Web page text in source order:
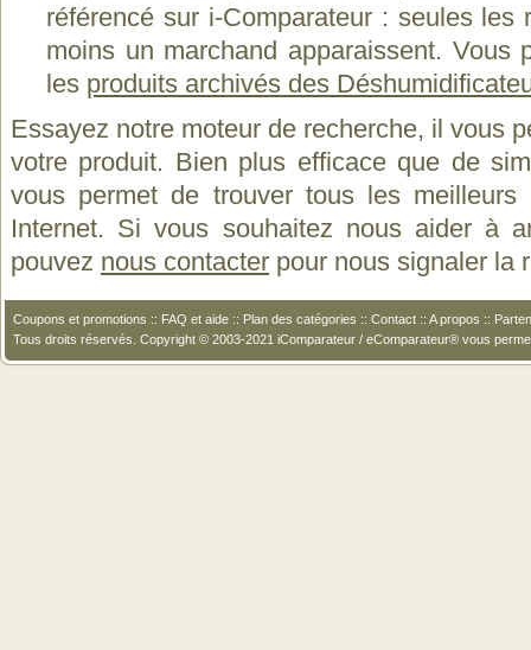
référencé sur i-Comparateur : seules les
moins un marchand apparaissent. Vous
les produits archivés des
Essayez notre moteur de recherche, il vous
votre produit. Bien plus efficace que de
vous permet de trouver tous les
Internet. Si vous souhaitez nous aider à
pouvez nous contacter pour nous signaler la
Coupons et promotions :: FAQ et aide :: Plan des catégories :: Contact :: A propos ::
Tous droits réservés. Copyright © 2003-2021 iComparateur / eComparateur® vous